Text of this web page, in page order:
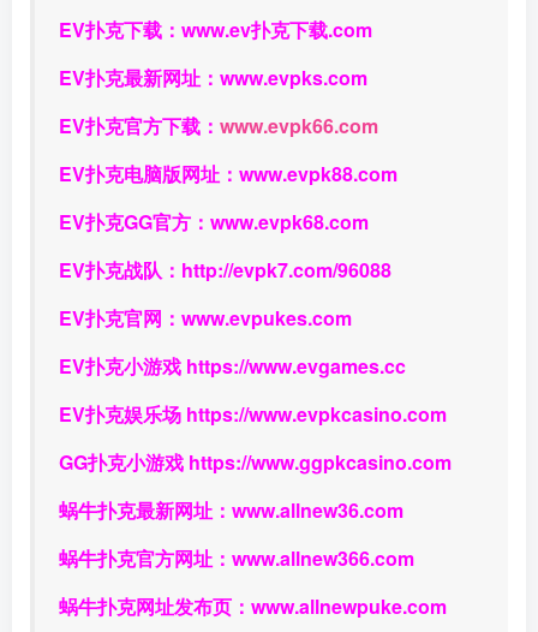
EV扑克下载： www.ev扑克下载.com
EV扑克最新网址： www.evpks.com
EV扑克官方下载： www.evpk66.com
EV扑克电脑版网址： www.evpk88.com
EV扑克GG官方： www.evpk68.com
EV扑克战队： http://evpk7.com/96088
EV扑克官网： www.evpukes.com
EV扑克小游戏 https://www.evgames.cc
EV扑克娱乐场 https://www.evpkcasino.com
GG扑克小游戏 https://www.ggpkcasino.com
蜗牛扑克最新网址： www.allnew36.com
蜗牛扑克官方网址： www.allnew366.com
蜗牛扑克网址发布页： www.allnewpuke.com